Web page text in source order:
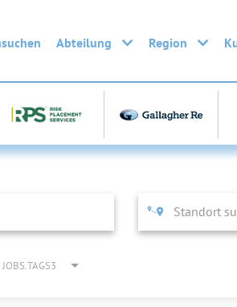
Abteilung Region
JOBS.TAGS3